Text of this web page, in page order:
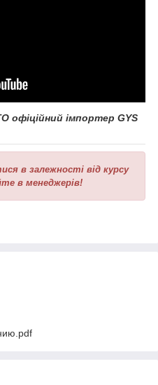
офіційний імпортер GYS
в залежності від курсу
в менеджерів!